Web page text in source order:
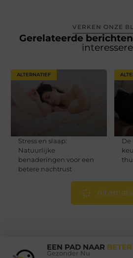
VERKEN ONZE
Gerelateerde berichten
ALTERNATIEF
Stress en slaap:
Natuurlijke
benaderingen voor een
betere nachtrust
De
EEN PAD NAAR
Gezonder Nu